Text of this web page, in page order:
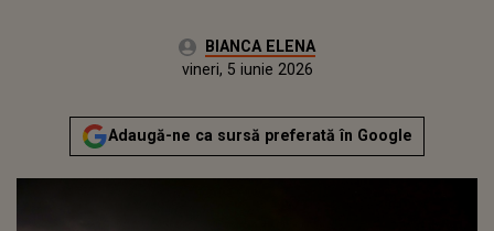
Autor:BIANCA ELENA
Actualizat:
vineri, 5 iunie 2026
Adaugă-ne ca sursă preferată în Google